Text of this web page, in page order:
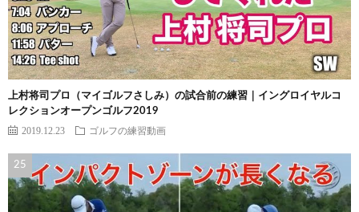
上村将司プロ（マイゴルフさしみ）の試合前の練習｜イングロイヤルコ
レクションオープンゴルフ2019
2019.12.23 ゴルフの練習動画